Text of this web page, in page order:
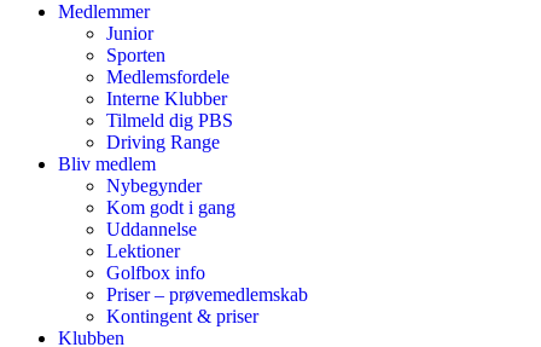
Medlemmer
Junior
Sporten
Medlemsfordele
Interne Klubber
Tilmeld dig PBS
Driving Range
Bliv medlem
Nybegynder
Kom godt i gang
Uddannelse
Lektioner
Golfbox info
Priser – prøvemedlemskab
Kontingent & priser
Klubben